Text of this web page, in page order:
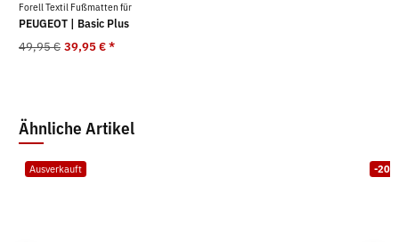
Forell Textil Fußmatten für
PEUGEOT | Basic Plus
49,95 € 39,95 €*
Ähnliche Artikel
Ausverkauft -20%